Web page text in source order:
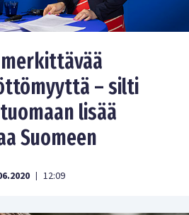
– silti
lisää
Suomeen
| 12:09